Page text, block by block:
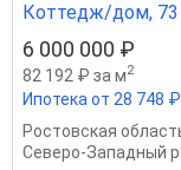
Коттедж/дом, 73
6 000 000 ₽
82 192 ₽ за м2
Ипотека от 28 748
Ростовская
Северо-Западный